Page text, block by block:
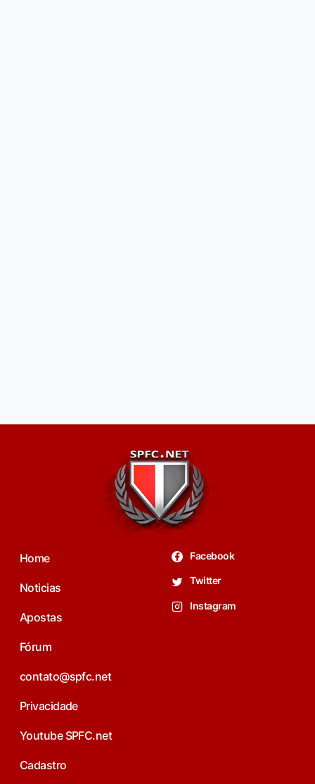
Home
Noticias
Apostas
Fórum
contato@spfc.net
Privacidade
Youtube SPFC.net
Cadastro
Facebook
Twitter
Instagram